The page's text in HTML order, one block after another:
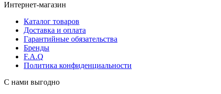
Интернет-магазин
Каталог товаров
Доставка и оплата
Гарантийные обязательства
Бренды
F.A.Q
Политика конфиденциальности
С нами выгодно